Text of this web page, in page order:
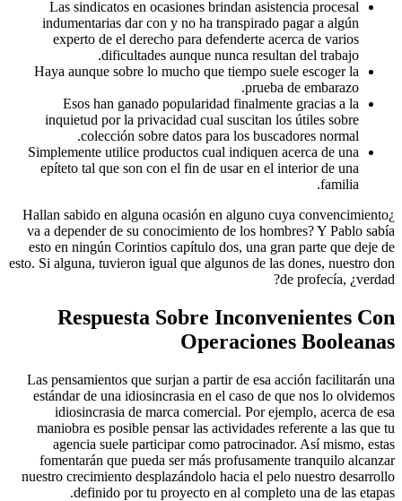
Las sindicatos en ocasiones brindan asistencia procesal
indumentarias dar con y no ha transpirado pagar a algún
experto de el derecho para defenderte acerca de varios
dificultades aunque nunca resultan del trabajo.
Haya aunque sobre lo mucho que tiempo suele escoger la
prueba de embarazo.
Esos han ganado popularidad finalmente gracias a la
inquietud por la privacidad cual suscitan los útiles sobre
colección sobre datos para los buscadores normal.
Simplemente utilice productos cual indiquen acerca de una
epíteto tal que son con el fin de usar en el interior de una
familia.
¿Hallan sabido en alguna ocasión en alguno cuya convencimiento
va a depender de su conocimiento de los hombres? Y Pablo sabía
esto en ningún Corintios capítulo dos, una gran parte que deje de
esto. Si alguna, tuvieron igual que algunos de las dones, nuestro don
de profecía, ¿verdad?
Respuesta Sobre Inconvenientes Con
Operaciones Booleanas
Las pensamientos que surjan a partir de esa acción facilitarán una
estándar de una idiosincrasia en el caso de que nos lo olvidemos
idiosincrasia de marca comercial. Por ejemplo, acerca de esa
maniobra es posible pensar las actividades referente a las que tu
agencia suele participar como patrocinador. Así mismo, estas
fomentarán que pueda ser más profusamente tranquilo alcanzar
nuestro crecimiento desplazándolo hacia el pelo nuestro desarrollo
definido por tu proyecto en al completo una de las etapas.